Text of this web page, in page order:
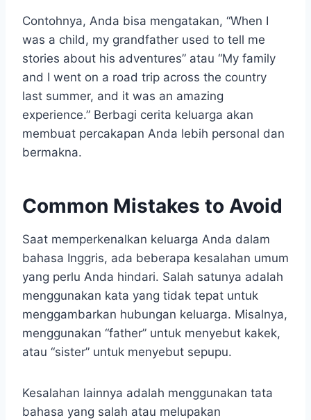
Contohnya, Anda bisa mengatakan, “When I
was a child, my grandfather used to tell me
stories about his adventures” atau “My family
and I went on a road trip across the country
last summer, and it was an amazing
experience.” Berbagi cerita keluarga akan
membuat percakapan Anda lebih personal dan
bermakna.
Common Mistakes to Avoid
Saat memperkenalkan keluarga Anda dalam
bahasa Inggris, ada beberapa kesalahan umum
yang perlu Anda hindari. Salah satunya adalah
menggunakan kata yang tidak tepat untuk
menggambarkan hubungan keluarga. Misalnya,
menggunakan “father” untuk menyebut kakek,
atau “sister” untuk menyebut sepupu.
Kesalahan lainnya adalah menggunakan tata
bahasa yang salah atau melupakan